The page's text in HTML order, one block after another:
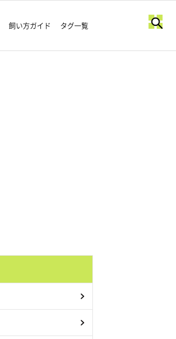
飼い方ガイド タグ一覧